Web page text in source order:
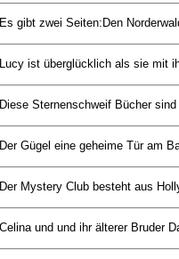
Es gibt zwei Seiten:Den
Lucy ist überglücklich als sie mit
Diese Sternenschweif Bücher
Der Gügel eine geheime Tür am
Der Mystery Club besteht aus
Celina und und ihr älterer Bruder